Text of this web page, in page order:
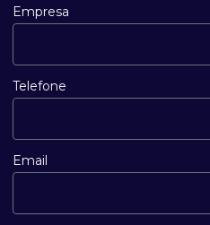
Empresa
Telefone
Email